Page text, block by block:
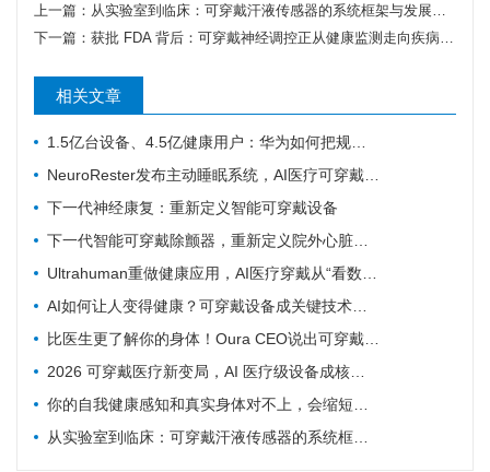
上一篇： 从实验室到临床：可穿戴汗液传感器的系统框架与发展路线图
下一篇： 获批 FDA 背后：可穿戴神经调控正从健康监测走向疾病干预
相关文章
1.5亿台设备、4.5亿健康用户：华为如何把规模变成数据
NeuroRester发布主动睡眠系统，AI医疗可穿戴从记录走向反馈
下一代神经康复：重新定义智能可穿戴设备
下一代智能可穿戴除颤器，重新定义院外心脏急救
Ultrahuman重做健康应用，AI医疗穿戴从“看数据”转向“给行动”
AI如何让人变得健康？可穿戴设备成关键技术支撑
比医生更了解你的身体！Oura CEO说出可穿戴健康设备对医疗体系的革命
2026 可穿戴医疗新变局，AI 医疗级设备成核心增长引擎
你的自我健康感知和真实身体对不上，会缩短寿命！多国队列研究实锤
从实验室到临床：可穿戴汗液传感器的系统框架与发展路线图